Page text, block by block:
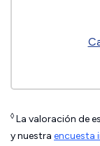
◊ La valoración de
y nuestra encuesta